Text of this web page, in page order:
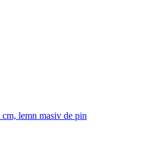
lemn masiv de pin